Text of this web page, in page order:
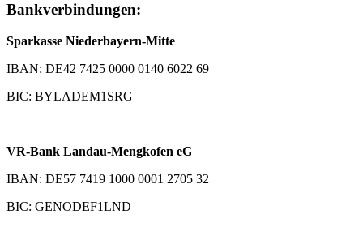
Bankverbindungen:
Sparkasse Niederbayern-Mitte
IBAN: DE42 7425 0000 0140 6022 69
BIC: BYLADEM1SRG
VR-Bank Landau-Mengkofen eG
IBAN: DE57 7419 1000 0001 2705 32
BIC: GENODEF1LND